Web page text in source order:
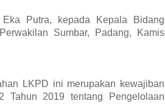
Putra, kepada Kepala Bidang
Sumbar, Padang, Kamis
LKPD ini merupakan kewajiban
Tahun 2019 tentang Pengelolaan